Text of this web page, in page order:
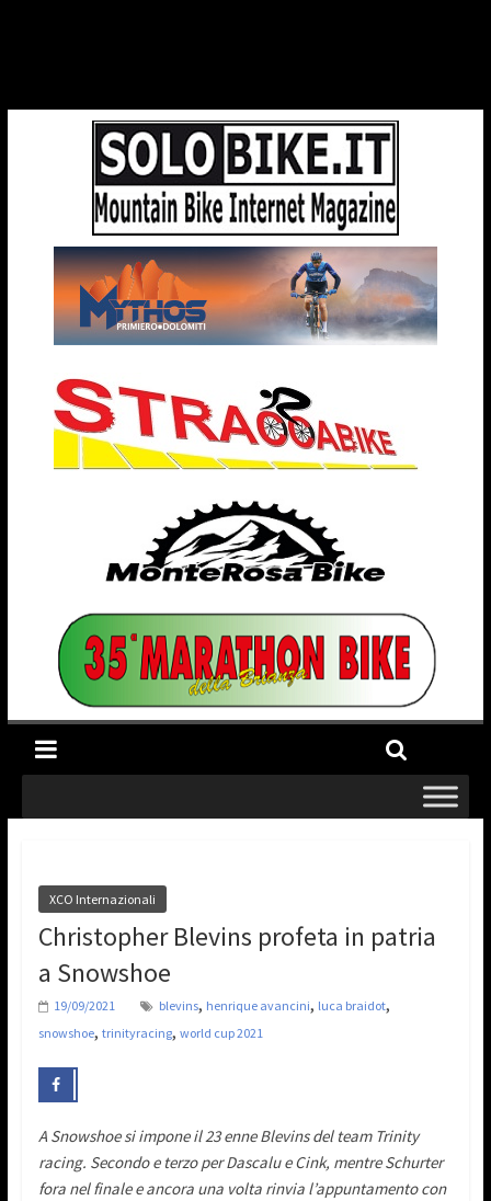
XCO Internazionali
Christopher Blevins profeta in patria
a Snowshoe
19/09/2021 blevins, henrique avancini, luca braidot,
snowshoe, trinityracing, world cup 2021
A Snowshoe si impone il 23 enne Blevins del team Trinity
racing. Secondo e terzo per Dascalu e Cink, mentre Schurter
fora nel finale e ancora una volta rinvia l’appuntamento con